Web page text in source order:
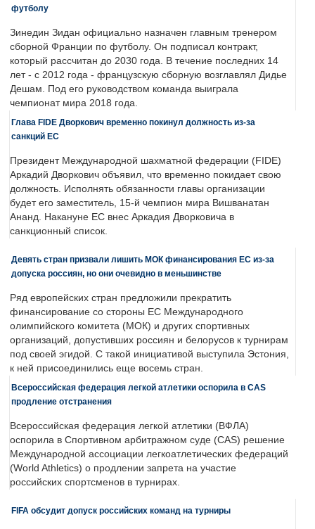
футболу
Зинедин Зидан официально назначен главным тренером
сборной Франции по футболу. Он подписал контракт,
который рассчитан до 2030 года. В течение последних 14
лет - с 2012 года - французскую сборную возглавлял Дидье
Дешам. Под его руководством команда выиграла
чемпионат мира 2018 года.
Глава FIDE Дворкович временно покинул должность из-за
санкций ЕС
Президент Международной шахматной федерации (FIDE)
Аркадий Дворкович объявил, что временно покидает свою
должность. Исполнять обязанности главы организации
будет его заместитель, 15-й чемпион мира Вишванатан
Ананд. Накануне ЕС внес Аркадия Дворковича в
санкционный список.
Девять стран призвали лишить МОК финансирования ЕС из-за
допуска россиян, но они очевидно в меньшинстве
Ряд европейских стран предложили прекратить
финансирование со стороны ЕС Международного
олимпийского комитета (МОК) и других спортивных
организаций, допустивших россиян и белорусов к турнирам
под своей эгидой. С такой инициативой выступила Эстония,
к ней присоединились еще восемь стран.
Всероссийская федерация легкой атлетики оспорила в CAS
продление отстранения
Всероссийская федерация легкой атлетики (ВФЛА)
оспорила в Спортивном арбитражном суде (CAS) решение
Международной ассоциации легкоатлетических федераций
(World Athletics) о продлении запрета на участие
российских спортсменов в турнирах.
FIFA обсудит допуск российских команд на турниры